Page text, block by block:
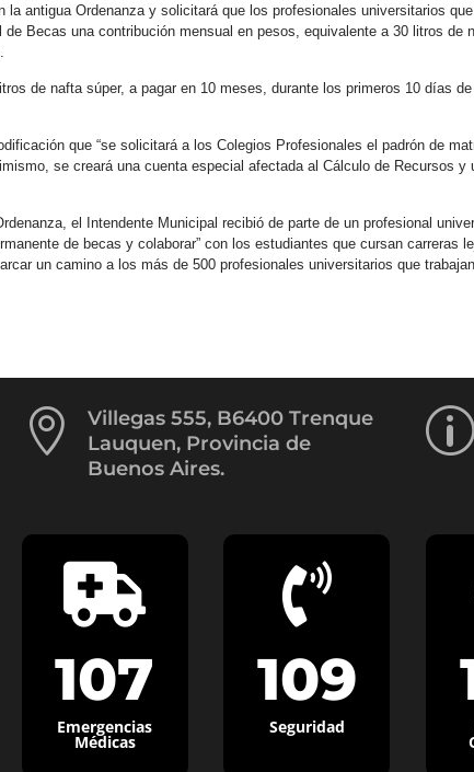
antigua Ordenanza y solicitará que los profesionales universitarios
Becas una contribución mensual en pesos, equivalente a 30 litros de
de nafta súper, a pagar en 10 meses, durante los primeros 10 días de
que “se solicitará a los Colegios Profesionales el padrón de
se creará una cuenta especial afectada al Cálculo de Recursos y
el Intendente Municipal recibió de parte de un profesional
de becas y colaborar” con los estudiantes que cursan carreras
un camino a los más de 500 profesionales universitarios que

Villegas 555, B6400 Trenque
Lauquen, Provincia de
Buenos Aires.
p

107
Emergencias
Médicas

109
Seguridad